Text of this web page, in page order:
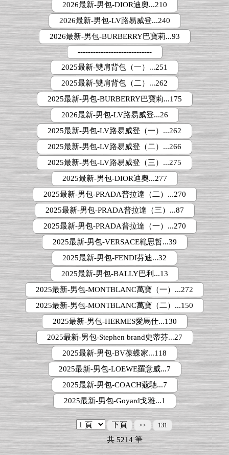
2026最新-男包-DIOR迪奧...210
2026最新-男包-LV路易威登...240
2026最新-男包-BURBERRY巴寶莉...93
-----------------------------
2025最新-雙肩背包（一）...251
2025最新-雙肩背包（二）...262
2025最新-男包-BURBERRY巴寶莉...175
2026最新-男包-LV路易威登...26
2025最新-男包-LV路易威登（一）...262
2025最新-男包-LV路易威登（二）...266
2025最新-男包-LV路易威登（三）...275
2025最新-男包-DIOR迪奧...277
2025最新-男包-PRADA普拉達（二）...270
2025最新-男包-PRADA普拉達（三）...87
2025最新-男包-PRADA普拉達（一）...270
2025最新-男包-VERSACE範思哲...39
2025最新-男包-FENDI芬迪...32
2025最新-男包-BALLY巴利...13
2025最新-男包-MONTBLANC萬寶（一）...272
2025最新-男包-MONTBLANC萬寶（二）...150
2025最新-男包-HERMES愛馬仕...130
2025最新-男包-Stephen brand史蒂芬...27
2025最新-男包-BV葆蝶家...118
2025最新-男包-LOEWE羅意威...7
2025最新-男包-COACH蔻馳...7
2025最新-男包-Goyard戈雅...1
下頁 >> 131
共5214筆